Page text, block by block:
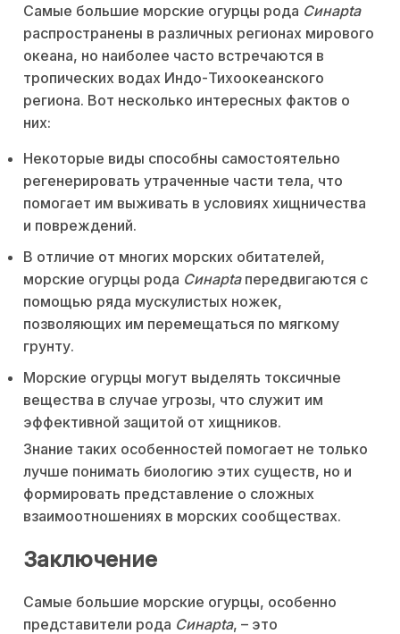
Самые большие морские огурцы рода Синapta
распространены в различных регионах мирового
океана, но наиболее часто встречаются в
тропических водах Индо-Тихоокеанского
региона. Вот несколько интересных фактов о
них:
Некоторые виды способны самостоятельно
регенерировать утраченные части тела, что
помогает им выживать в условиях хищничества
и повреждений.
В отличие от многих морских обитателей,
морские огурцы рода Синaptaпередвигаются с
помощью ряда мускулистых ножек,
позволяющих им перемещаться по мягкому
грунту.
Морские огурцы могут выделять токсичные
вещества в случае угрозы, что служит им
эффективной защитой от хищников.
Знание таких особенностей помогает не только
лучше понимать биологию этих существ, но и
формировать представление о сложных
взаимоотношениях в морских сообществах.
Заключение
Самые большие морские огурцы, особенно
представители рода Синapta, – это